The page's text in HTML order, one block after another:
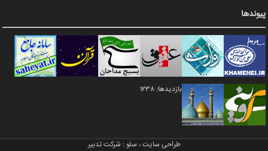
پیوندها
بازدیدها: 1238
طراحی سایت، سئو : شرکت تدبیر